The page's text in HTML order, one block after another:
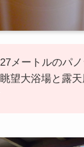
メートルのパ
望大浴場と露天